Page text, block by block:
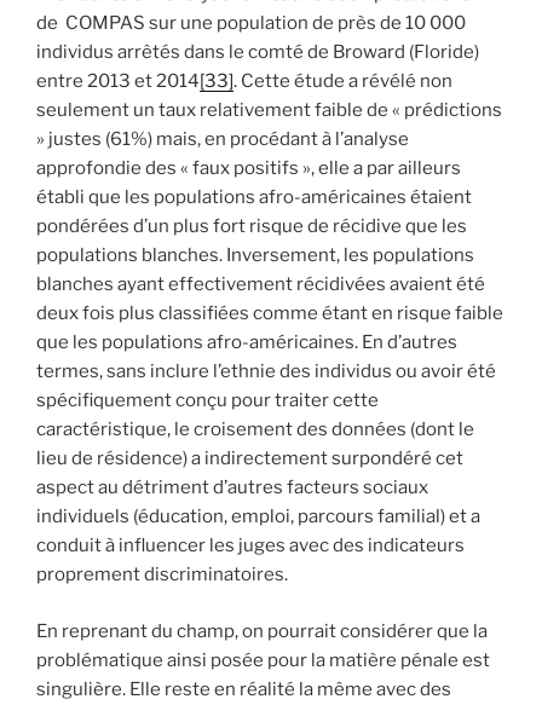
de COMPAS sur une population de près de 10 000
individus arrêtés dans le comté de Broward (Floride)
entre 2013 et 2014[33]. Cette étude a révélé non
seulement un taux relativement faible de « prédictions
» justes (61%) mais, en procédant à l’analyse
approfondie des « faux positifs », elle a par ailleurs
établi que les populations afro-américaines étaient
pondérées d’un plus fort risque de récidive que les
populations blanches. Inversement, les populations
blanches ayant effectivement récidivées avaient été
deux fois plus classifiées comme étant en risque faible
que les populations afro-américaines. En d’autres
termes, sans inclure l’ethnie des individus ou avoir été
spécifiquement conçu pour traiter cette
caractéristique, le croisement des données (dont le
lieu de résidence) a indirectement surpondéré cet
aspect au détriment d’autres facteurs sociaux
individuels (éducation, emploi, parcours familial) et a
conduit à influencer les juges avec des indicateurs
proprement discriminatoires.
En reprenant du champ, on pourrait considérer que la
problématique ainsi posée pour la matière pénale est
singulière. Elle reste en réalité la même avec des